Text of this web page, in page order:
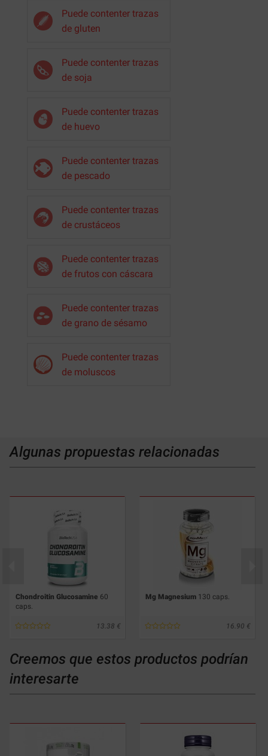
Puede contenter trazas
de gluten
Puede contenter trazas
de soja
Puede contenter trazas
de huevo
Puede contenter trazas
de pescado
Puede contenter trazas
de crustáceos
Puede contenter trazas
de frutos con cáscara
Puede contenter trazas
de grano de sésamo
Puede contenter trazas
de moluscos
Algunas propuestas relacionadas
Chondroitin Glucosamine 60
caps.
13.38
Mg Magnesium 130 caps.
16.90
Creemos que estos productos podrían
interesarte